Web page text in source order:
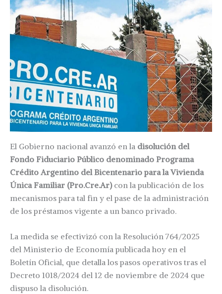
El Gobierno nacional avanzó en la disolución del
Fondo Fiduciario Público denominado Programa
Crédito Argentino del Bicentenario para la Vivienda
Única Familiar (Pro.Cre.Ar)con la publicación de los
mecanismos para tal fin y el pase de la administración
de los préstamos vigente a un banco privado.
La medida se efectivizó con la Resolución 764/2025
del Ministerio de Economía publicada hoy en el
Boletín Oficial, que detalla los pasos operativos tras el
Decreto 1018/2024 del 12 de noviembre de 2024 que
dispuso la disolución.